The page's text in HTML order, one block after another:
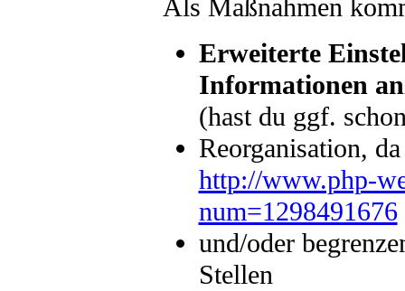
Als Maßnahmen
Erweiterte
Informationen
(hast du ggf.
Reorganisation,
http://www.php-
num=1298491676
und/oder
Stellen